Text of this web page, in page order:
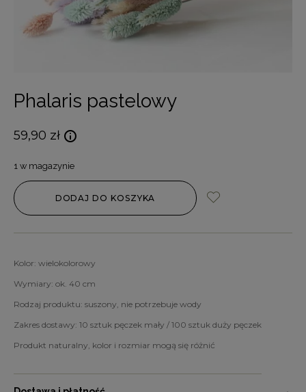
Phalaris pastelowy
59,90 zł
1 w magazynie
DODAJ DO KOSZYKA
Kolor: wielokolorowy
Wymiary: ok. 40 cm
Rodzaj produktu: suszony, nie potrzebuje wody
Zakres dostawy: 10 sztuk pęczek mały / 100 sztuk duży pęczek
Produkt naturalny, kolor i rozmiar mogą się różnić